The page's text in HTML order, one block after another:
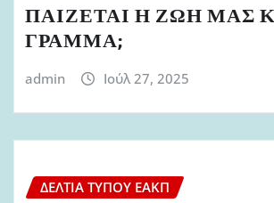
ΠΑΙΖΕΤΑΙ Η ΖΩΗ ΜΑΣ
ΓΡΑΜΜΑ;
admin Ιούλ 27, 2025
ΔΕΛΤΊΑ ΤΎΠΟΥ ΕΑΚΠ